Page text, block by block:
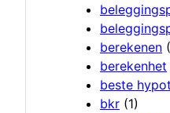
berekenen
berekenhet
beste
bkr (1)